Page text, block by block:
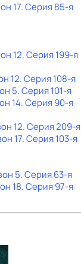
17. Серия 85-я
12. Серия 199-я
12. Серия 108-я
5. Серия 101-я
14. Серия 90-я
12. Серия 209-я
17. Серия 103-я
5. Серия 63-я
18. Серия 97-я